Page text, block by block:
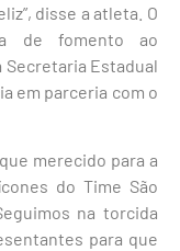
disse a atleta. O
de fomento ao
Estadual
em parceria com o
merecido para a
do Time São
na torcida
para que